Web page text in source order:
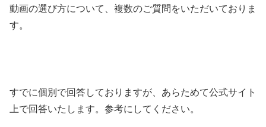
動画の選び方について、複数のご質問をいただいておりま
す。
すでに個別で回答しておりますが、あらためて公式サイト
上で回答いたします。参考にしてください。